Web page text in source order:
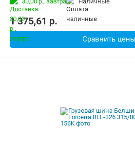
1 375,61 p.
Сравнить цены